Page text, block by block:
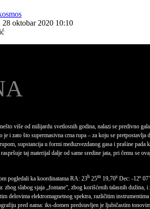
28 oktobar 2020 10:10
više od milijardu svetlosnih godina, nalazi se predivno
i zato što supermasivna crna rupa – za koju se
supstancija u formi međuzvezdanog gasa i prašine
taj materijal dalje od same sredine jata, pri čemu se
pogledali ka koordinatama RA: 23h 25m 19,70s Dec: -12º
zbog slabog sjaja „fontane“, zbog korišćenih talasnih dužina,
delovima elektromagnetnog spektra, različitim
pred nama: iks-domen predstavljen je ljubičastim